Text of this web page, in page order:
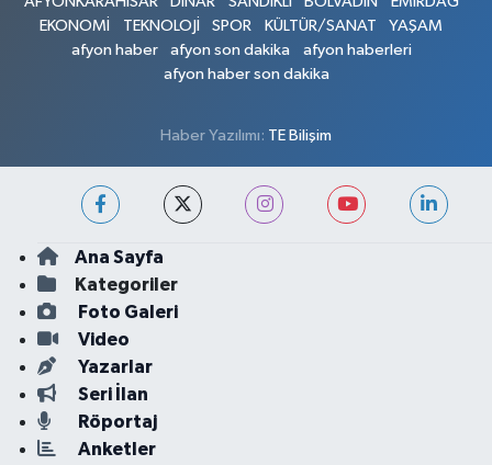
EKONOMİ
TEKNOLOJİ SPOR KÜLTÜR/SANAT
YAŞAM
afyon haber
afyon son dakika
afyon haberleri
afyon haber son dakika
Haber Yazılımı: TE Bilişim
Ana Sayfa
Kategoriler
Foto Galeri
Video
Yazarlar
Seri İlan
Röportaj
Anketler